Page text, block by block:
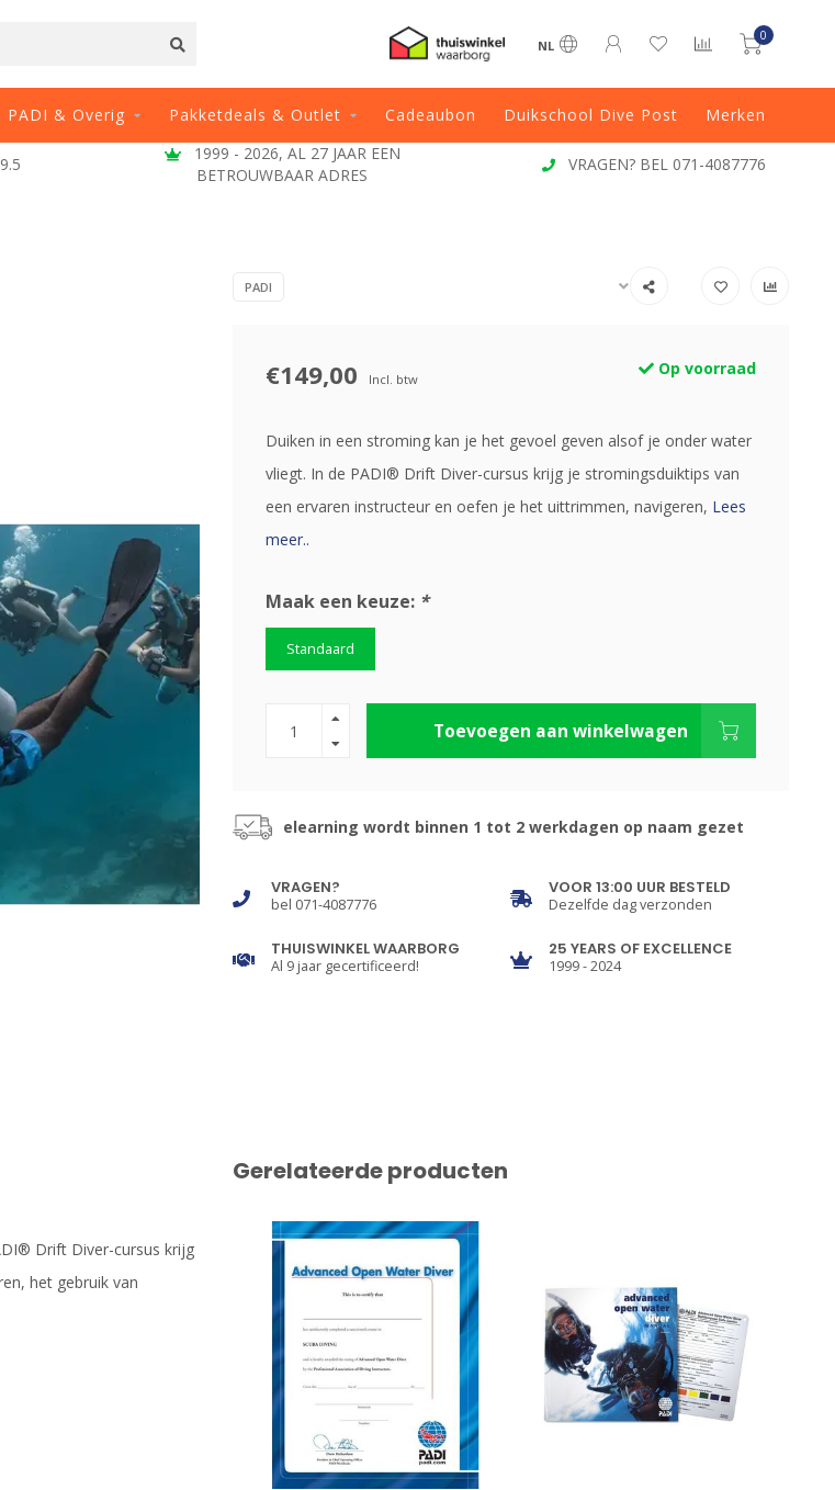
NL
0
PADI & Overig Pakketdeals & Outlet Cadeaubon Duikschool Dive Post Merken
VRAGEN? BEL 071-4087776 VOOR 13:00 BESTELD, DIRECT VERZONDEN
PADI
€149,00 Incl. btw
Op voorraad
Duiken in een stroming kan je het gevoel geven alsof je onder water
vliegt. In de PADI® Drift Diver-cursus krijg je stromingsduiktips van
een ervaren instructeur en oefen je het uittrimmen, navigeren, Lees
meer..
Maak een keuze: *
Standaard
Toevoegen aan winkelwagen
elearning wordt binnen 1 tot 2 werkdagen op naam gezet
VRAGEN?
bel 071-4087776
VOOR 13:00 UUR BESTELD
Dezelfde dag verzonden
THUISWINKEL WAARBORG
Al 9 jaar gecertificeerd!
25 YEARS OF EXCELLENCE
1999 - 2024
Drift Diver-cursus krijg
het gebruik van
Gerelateerde producten